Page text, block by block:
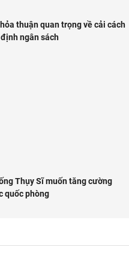
thuận quan trọng về cải cách
ngân sách
Thụy Sĩ muốn tăng cường
quốc phòng